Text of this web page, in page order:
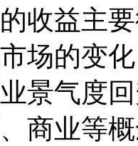
收益主
场的变
景气度
商业等